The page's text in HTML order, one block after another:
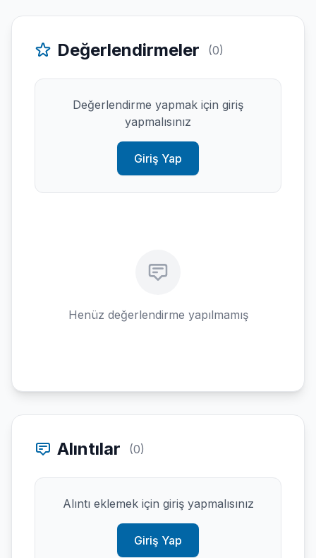
Değerlendirmeler (0)
Değerlendirme yapmak için giriş
yapmalısınız
Giriş Yap
Henüz değerlendirme yapılmamış
Alıntılar (0)
Alıntı eklemek için giriş yapmalısınız
Giriş Yap